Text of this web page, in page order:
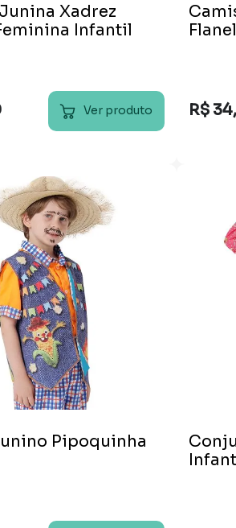
Xadrez
Infantil
Ver produto R$ 34,
Pipoquinha